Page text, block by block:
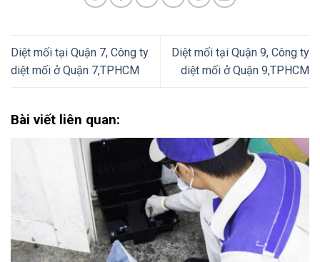
Diệt mối tại Quận 7, Công ty
diệt mối ở Quận 7,TPHCM
Diệt mối tại Quận 9, Công ty
diệt mối ở Quận 9,TPHCM
Bài viết liên quan: